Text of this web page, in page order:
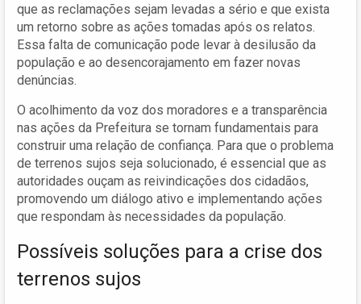
que as reclamações sejam levadas a sério e que exista
um retorno sobre as ações tomadas após os relatos.
Essa falta de comunicação pode levar à desilusão da
população e ao desencorajamento em fazer novas
denúncias.
O acolhimento da voz dos moradores e a transparência
nas ações da Prefeitura se tornam fundamentais para
construir uma relação de confiança. Para que o problema
de terrenos sujos seja solucionado, é essencial que as
autoridades ouçam as reivindicações dos cidadãos,
promovendo um diálogo ativo e implementando ações
que respondam às necessidades da população.
Possíveis soluções para a crise dos
terrenos sujos